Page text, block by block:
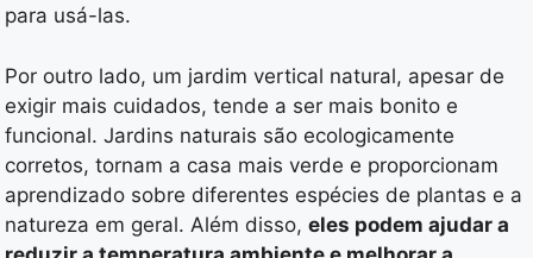
para usá-las.
Por outro lado, um jardim vertical natural, apesar de
exigir mais cuidados, tende a ser mais bonito e
funcional. Jardins naturais são ecologicamente
corretos, tornam a casa mais verde e proporcionam
aprendizado sobre diferentes espécies de plantas e a
natureza em geral. Além disso, eles podem ajudar a